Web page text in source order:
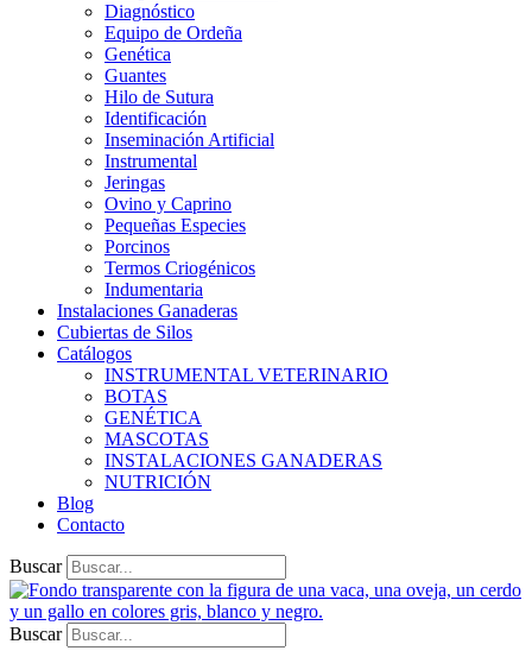
Diagnóstico
Equipo de Ordeña
Genética
Guantes
Hilo de Sutura
Identificación
Inseminación Artificial
Instrumental
Jeringas
Ovino y Caprino
Pequeñas Especies
Porcinos
Termos Criogénicos
Indumentaria
Instalaciones Ganaderas
Cubiertas de Silos
Catálogos
INSTRUMENTAL VETERINARIO
BOTAS
GENÉTICA
MASCOTAS
INSTALACIONES GANADERAS
NUTRICIÓN
Blog
Contacto
Buscar
Buscar